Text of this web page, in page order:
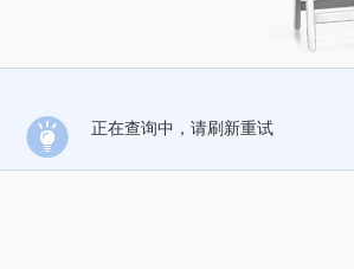
正在查询中，请刷新重试